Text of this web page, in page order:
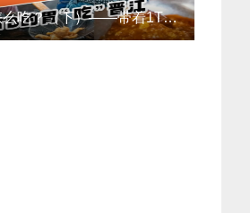
来到安海，怎么吃？（下）——带着1TB的胃“吃”晋江